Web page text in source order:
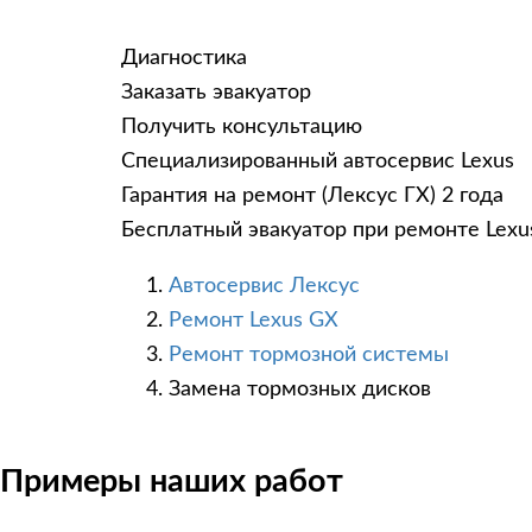
Диагностика
Заказать эвакуатор
Получить консультацию
Специализированный автосервис Lexus
Гарантия на ремонт (Лексус ГХ) 2 года
Бесплатный эвакуатор при ремонте
Автосервис Лексус
Ремонт Lexus GX
Ремонт тормозной системы
Замена тормозных дисков
Примеры наших работ